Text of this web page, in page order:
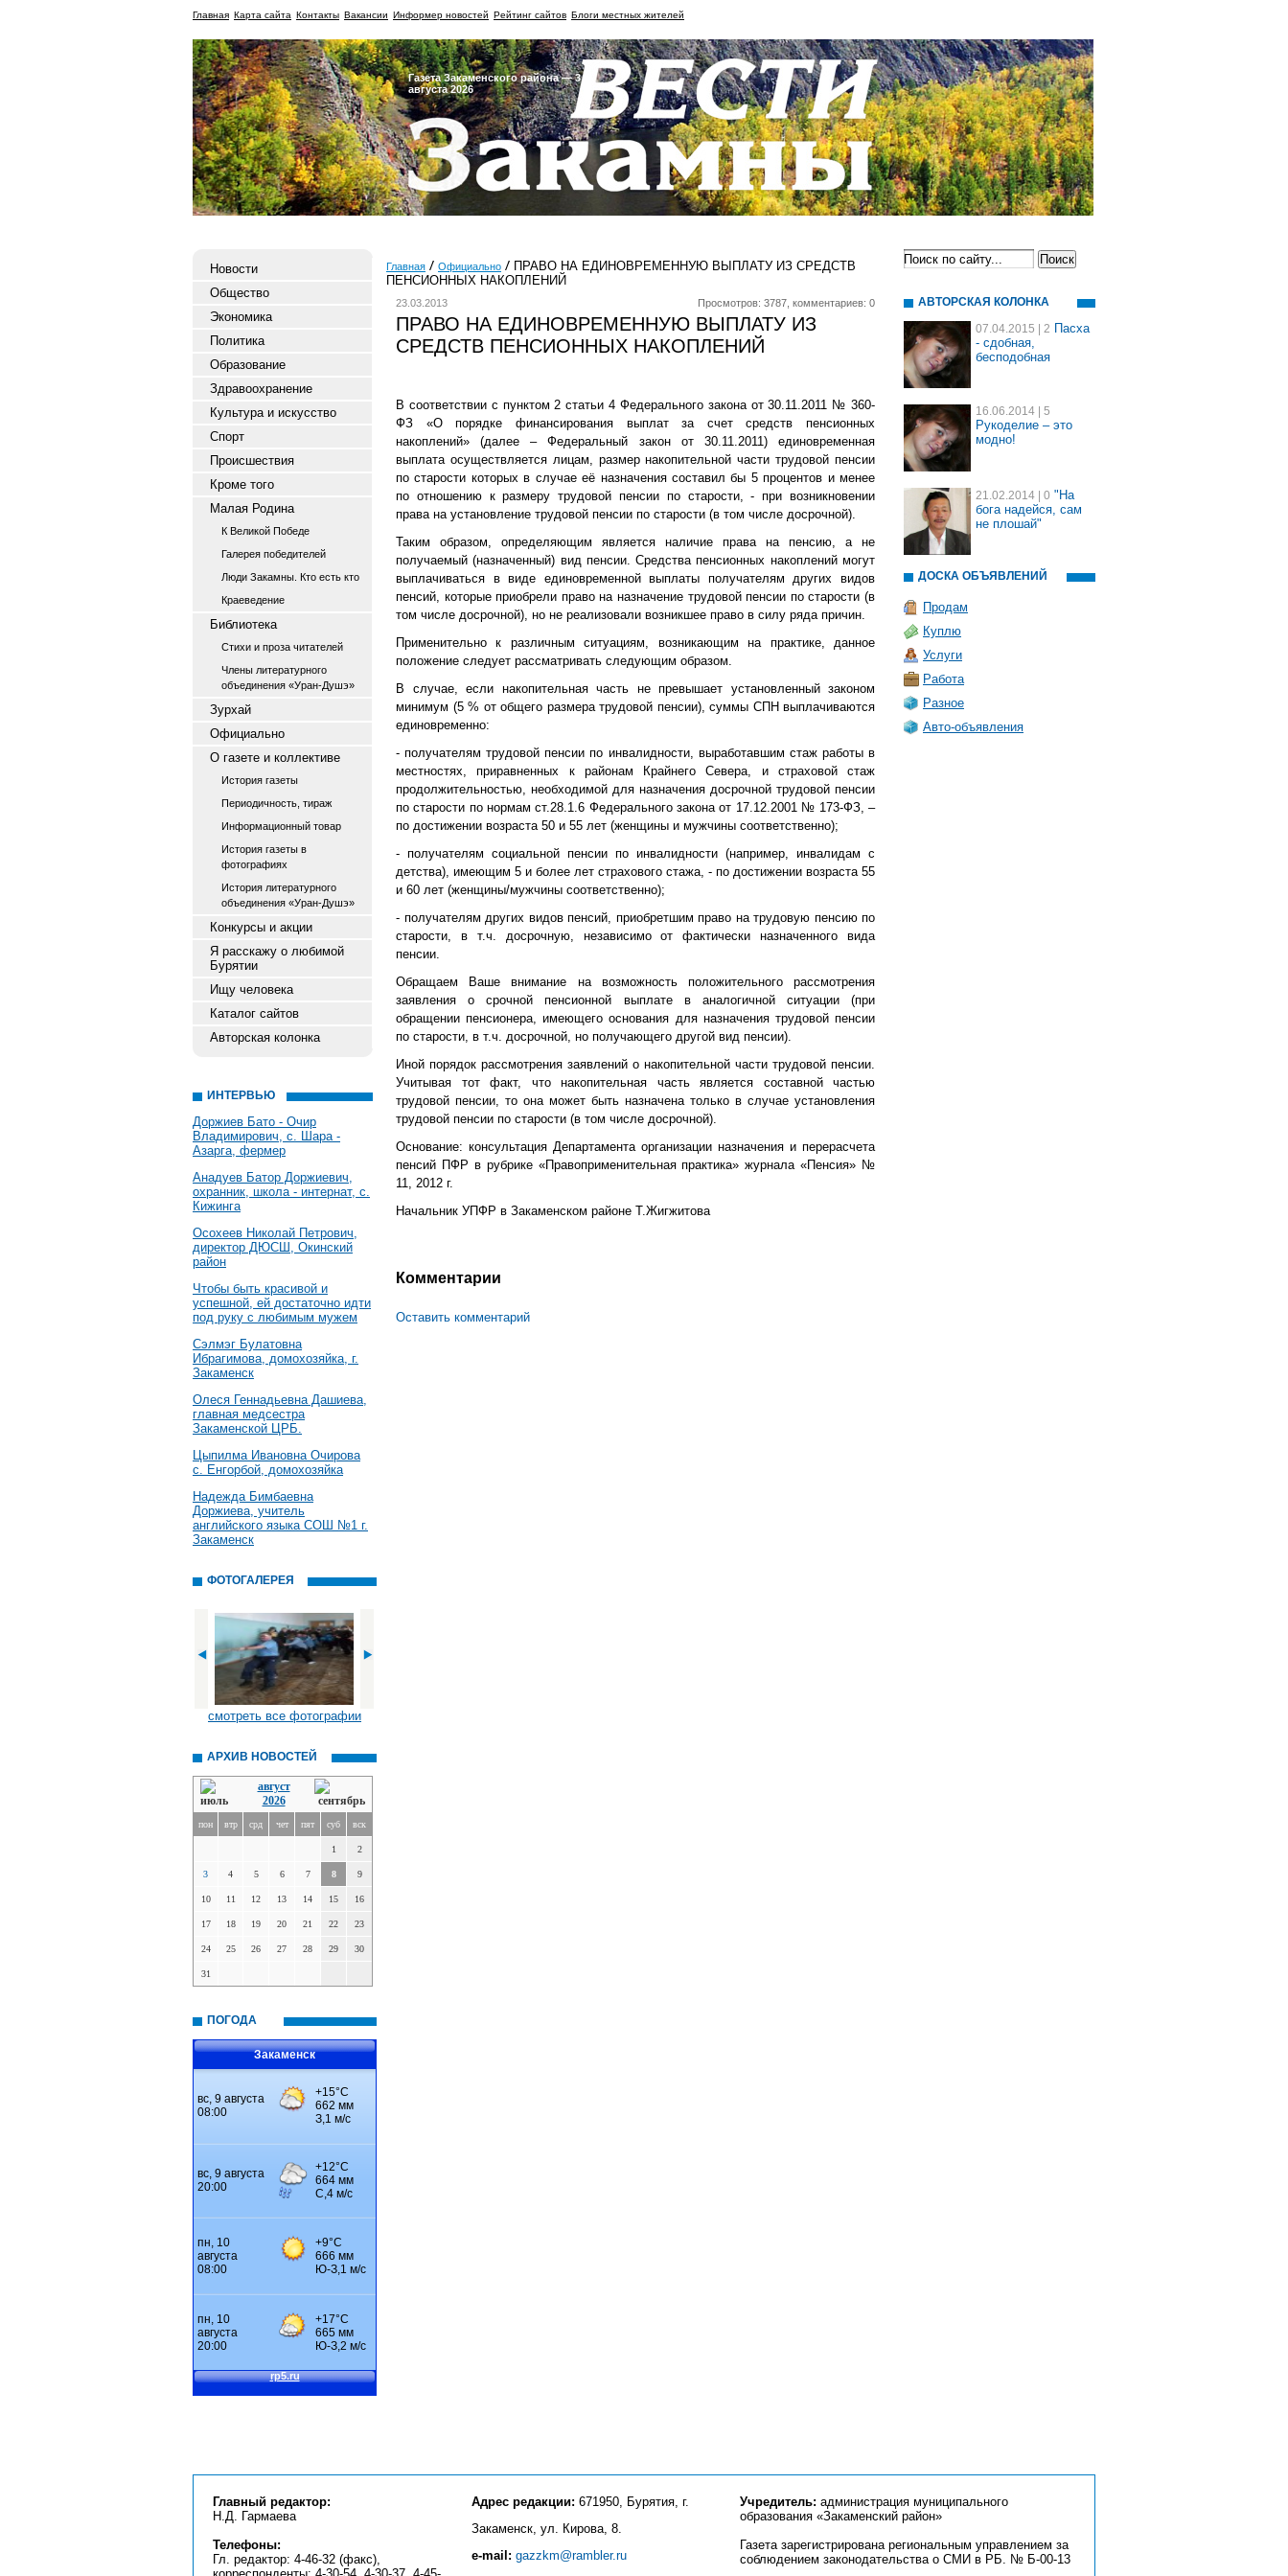
Главная Карта сайта Контакты Вакансии Информер новостей Рейтинг сайтов Блоги местных жителей
Газета Закаменского района — 3
августа 2026
Новости
Общество
Экономика
Политика
Образование
Здравоохранение
Культура и искусство
Спорт
Происшествия
Кроме того
Малая Родина
К Великой Победе
Галерея победителей
Люди Закамны. Кто есть кто
Краеведение
Библиотека
Стихи и проза читателей
Члены литературного
объединения «Уран-Душэ»
Зурхай
Официально
О газете и коллективе
История газеты
Периодичность, тираж
Информационный товар
История газеты в
фотографиях
История литературного
объединения «Уран-Душэ»
Конкурсы и акции
Я расскажу о любимой
Бурятии
Ищу человека
Каталог сайтов
Авторская колонка
ИНТЕРВЬЮ
Доржиев Бато - Очир
Владимирович, с. Шара -
Азарга, фермер
Анадуев Батор Доржиевич,
охранник, школа - интернат, с.
Кижинга
Осохеев Николай Петрович,
директор ДЮСШ, Окинский
район
Чтобы быть красивой и
успешной, ей достаточно идти
под руку с любимым мужем
Сэлмэг Булатовна
Ибрагимова, домохозяйка, г.
Закаменск
Олеся Геннадьевна Дашиева,
главная медсестра
Закаменской ЦРБ.
Цыпилма Ивановна Очирова
с. Енгорбой, домохозяйка
Надежда Бимбаевна
Доржиева, учитель
английского языка СОШ №1 г.
Закаменск
ФОТОГАЛЕРЕЯ
смотреть все фотографии
АРХИВ НОВОСТЕЙ
август
2026
пон втр срд чет пят суб вск
1 2
3 4 5 6 7 8 9
10 11 12 13 14 15 16
17 18 19 20 21 22 23
24 25 26 27 28 29 30
31
ПОГОДА
Закаменск
Главная Официально
ПРАВО НА ЕДИНОВРЕМЕННУЮ ВЫПЛАТУ ИЗ СРЕДСТВ
ПЕНСИОННЫХ НАКОПЛЕНИЙ
23.03.2013 Просмотров: 3787, комментариев: 0
ПРАВО НА ЕДИНОВРЕМЕННУЮ ВЫПЛАТУ ИЗ
СРЕДСТВ ПЕНСИОННЫХ НАКОПЛЕНИЙ
В соответствии с пунктом 2 статьи 4 Федерального закона от 30.11.2011 № 360-
ФЗ «О порядке финансирования выплат за счет средств пенсионных
накоплений» (далее – Федеральный закон от 30.11.2011) единовременная
выплата осуществляется лицам, размер накопительной части трудовой пенсии
по старости которых в случае её назначения составил бы 5 процентов и менее
по отношению к размеру трудовой пенсии по старости, - при возникновении
права на установление трудовой пенсии по старости (в том числе досрочной).
Таким образом, определяющим является наличие права на пенсию, а не
получаемый (назначенный) вид пенсии. Средства пенсионных накоплений могут
выплачиваться в виде единовременной выплаты получателям других видов
пенсий, которые приобрели право на назначение трудовой пенсии по старости (в
том числе досрочной), но не реализовали возникшее право в силу ряда причин.
Применительно к различным ситуациям, возникающим на практике, данное
положение следует рассматривать следующим образом.
В случае, если накопительная часть не превышает установленный законом
минимум (5 % от общего размера трудовой пенсии), суммы СПН выплачиваются
единовременно:
- получателям трудовой пенсии по инвалидности, выработавшим стаж работы в
местностях, приравненных к районам Крайнего Севера, и страховой стаж
продолжительностью, необходимой для назначения досрочной трудовой пенсии
по старости по нормам ст.28.1.6 Федерального закона от 17.12.2001 № 173-ФЗ, –
по достижении возраста 50 и 55 лет (женщины и мужчины соответственно);
- получателям социальной пенсии по инвалидности (например, инвалидам с
детства), имеющим 5 и более лет страхового стажа, - по достижении возраста 55
и 60 лет (женщины/мужчины соответственно);
- получателям других видов пенсий, приобретшим право на трудовую пенсию по
старости, в т.ч. досрочную, независимо от фактически назначенного вида
пенсии.
Обращаем Ваше внимание на возможность положительного рассмотрения
заявления о срочной пенсионной выплате в аналогичной ситуации (при
обращении пенсионера, имеющего основания для назначения трудовой пенсии
по старости, в т.ч. досрочной, но получающего другой вид пенсии).
Иной порядок рассмотрения заявлений о накопительной части трудовой пенсии.
Учитывая тот факт, что накопительная часть является составной частью
трудовой пенсии, то она может быть назначена только в случае установления
трудовой пенсии по старости (в том числе досрочной).
Основание: консультация Департамента организации назначения и перерасчета
пенсий ПФР в рубрике «Правоприменительная практика» журнала «Пенсия» №
11, 2012 г.
Начальник УПФР в Закаменском районе Т.Жигжитова
Комментарии
Оставить комментарий
АВТОРСКАЯ КОЛОНКА
07.04.2015 | 2 Пасха
- сдобная,
бесподобная
16.06.2014 | 5
Рукоделие – это
модно!
21.02.2014 | 0 "На
бога надейся, сам
не плошай"
ДОСКА ОБЪЯВЛЕНИЙ
Продам
Куплю
Услуги
Работа
Разное
Авто-объявления
Главный редактор:
Н.Д. Гармаева
Телефоны:
Гл. редактор: 4-46-32 (факс),
Адрес редакции: 671950, Бурятия, г.
Закаменск, ул. Кирова, 8.
e-mail: gazzkm@rambler.ru
Учредитель: администрация муниципального
образования «Закаменский район»
Газета зарегистрирована региональным управлением за
соблюдением законодательства о СМИ в РБ. № Б-00-13